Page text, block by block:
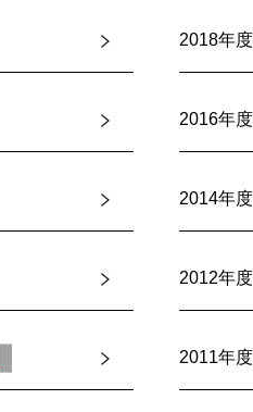
2018年
2016年
2014年
2012年
2011年